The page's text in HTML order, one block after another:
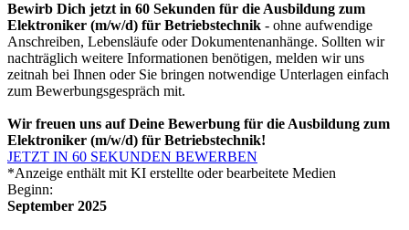
Bewirb Dich jetzt in 60 Sekunden für die Ausbildung zum
Elektroniker (m/w/d) für Betriebstechnik - ohne aufwendige
Anschreiben, Lebensläufe oder Dokumentenanhänge. Sollten wir
nachträglich weitere Informationen benötigen, melden wir uns
zeitnah bei Ihnen oder Sie bringen notwendige Unterlagen einfach
zum Bewerbungsgespräch mit.
Wir freuen uns auf Deine Bewerbung für die Ausbildung zum
Elektroniker (m/w/d) für Betriebstechnik!
JETZT IN 60 SEKUNDEN BEWERBEN
*Anzeige enthält mit KI erstellte oder bearbeitete Medien
Beginn:
September 2025